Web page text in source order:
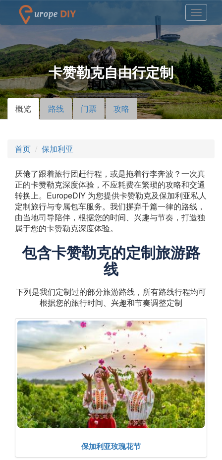
卡赞勒克自由行定制
主标签
概览 （活
动标
路线 门票 攻略
首页 保加利亚
厌倦了跟着旅行团赶行程，或是拖着行李奔波？一次真
正的卡赞勒克深度体验，不应耗费在繁琐的攻略和交通
转换上。EuropeDIY 为您提供卡赞勒克及保加利亚私人
定制旅行与专属包车服务。我们摒弃千篇一律的路线，
由当地司导陪伴，根据您的时间、兴趣与节奏，打造独
属于您的卡赞勒克深度体验。
包含卡赞勒克的定制旅游路
线
下列是我们定制过的部分旅游路线，所有路线行程均可
根据您的旅行时间、兴趣和节奏调整定制
保加利亚玫瑰花节